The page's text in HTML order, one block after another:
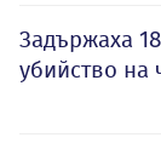
Задържаха
убийство на